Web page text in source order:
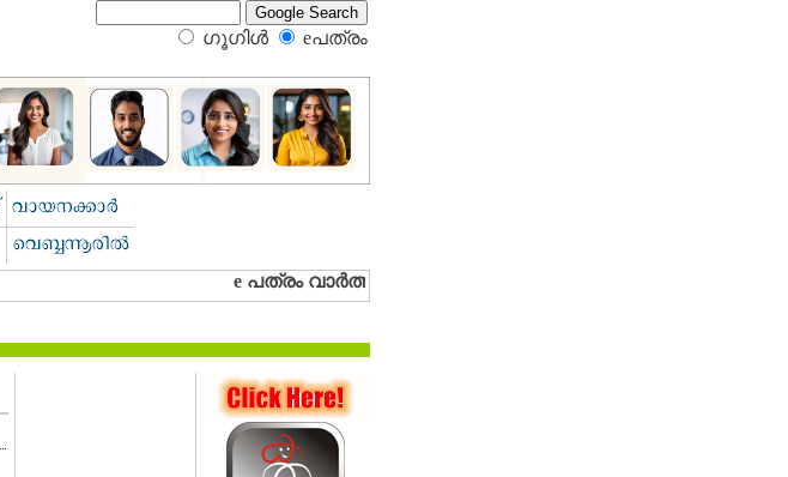
ഗൂഗിള്‍ eപത്രം‍